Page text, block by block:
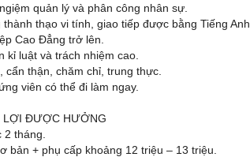
quản lý và phân công nhân sự.
thành thạo vi tính, giao tiếp được bằng Tiếng Anh.
Cao Đẳng trở lên.
kỉ luật và trách nhiệm cao.
cẩn thận, chăm chỉ, trung thực.
viên có thể đi làm ngay.
LỢI ĐƯỢC HƯỞNG
tháng.
bản + phụ cấp khoảng 12 triệu – 13 triệu.